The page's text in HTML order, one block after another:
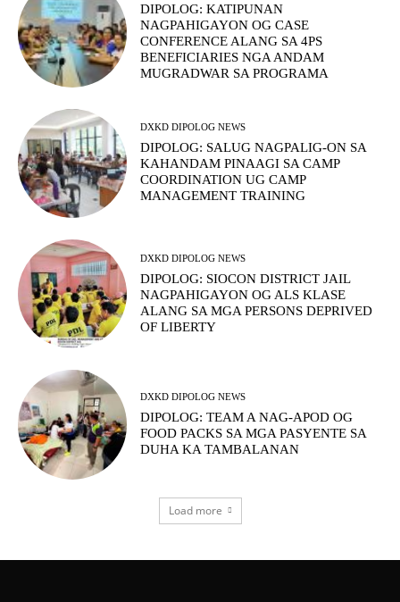
DIPOLOG: KATIPUNAN
NAGPAHIGAYON OG CASE
CONFERENCE ALANG SA 4PS
BENEFICIARIES NGA ANDAM
MUGRADWAR SA PROGRAMA
DXKD DIPOLOG NEWS
DIPOLOG: SALUG NAGPALIG-ON SA
KAHANDAM PINAAGI SA CAMP
COORDINATION UG CAMP
MANAGEMENT TRAINING
DXKD DIPOLOG NEWS
DIPOLOG: SIOCON DISTRICT JAIL
NAGPAHIGAYON OG ALS KLASE
ALANG SA MGA PERSONS DEPRIVED
OF LIBERTY
DXKD DIPOLOG NEWS
DIPOLOG: TEAM A NAG-APOD OG
FOOD PACKS SA MGA PASYENTE SA
DUHA KA TAMBALANAN
Load more